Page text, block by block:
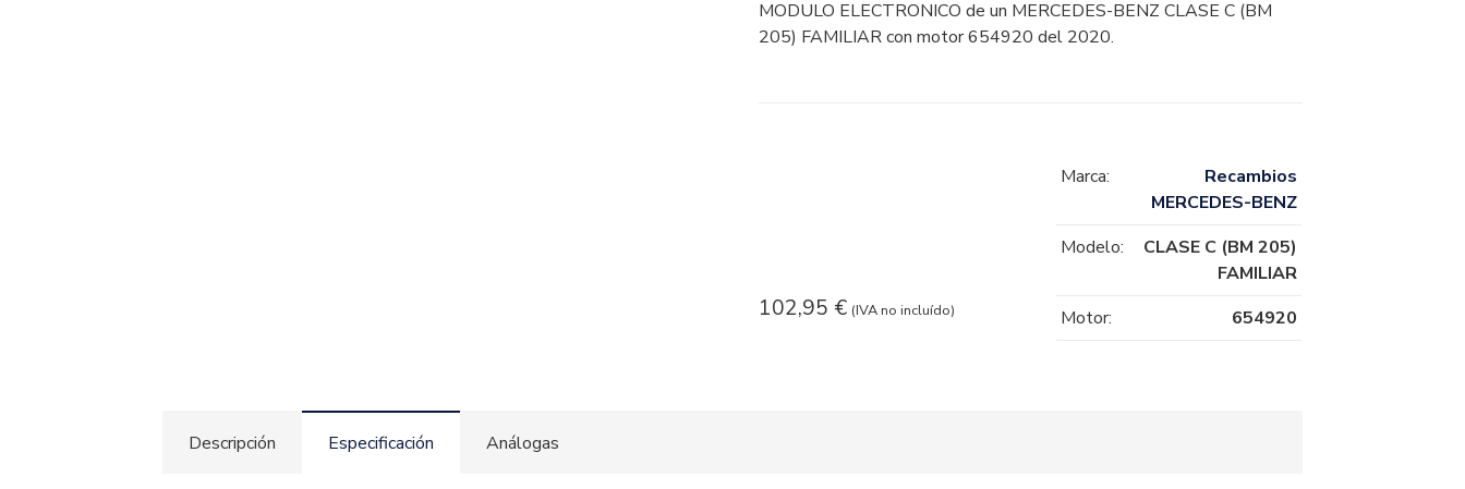
MODULO ELECTRONICO de un MERCEDES-BENZ CLASE C (BM
205) FAMILIAR con motor 654920 del 2020.
102,95 € (IVA no incluído)
Marca:
Recambios
MERCEDES-BENZ
Modelo:
CLASE C (BM 205)
FAMILIAR
Motor:
654920
Descripción Especificación Análogas